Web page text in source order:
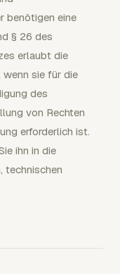
benötigen eine
§ 26 des
erlaubt die
sie für die
des
von Rechten
erforderlich ist.
ihn in die
technischen